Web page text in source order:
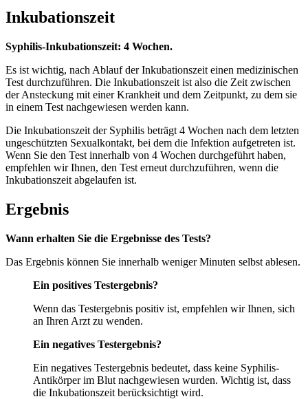
Inkubationszeit
Syphilis-Inkubationszeit: 4 Wochen.
Es ist wichtig, nach Ablauf der Inkubationszeit einen medizinischen
Test durchzuführen. Die Inkubationszeit ist also die Zeit zwischen
der Ansteckung mit einer Krankheit und dem Zeitpunkt, zu dem sie
in einem Test nachgewiesen werden kann.
Die Inkubationszeit der Syphilis beträgt 4 Wochen nach dem letzten
ungeschützten Sexualkontakt, bei dem die Infektion aufgetreten ist.
Wenn Sie den Test innerhalb von 4 Wochen durchgeführt haben,
empfehlen wir Ihnen, den Test erneut durchzuführen, wenn die
Inkubationszeit abgelaufen ist.
Ergebnis
Wann erhalten Sie die Ergebnisse des Tests?
Das Ergebnis können Sie innerhalb weniger Minuten selbst ablesen.
Ein positives Testergebnis?
Wenn das Testergebnis positiv ist, empfehlen wir Ihnen, sich
an Ihren Arzt zu wenden.
Ein negatives Testergebnis?
Ein negatives Testergebnis bedeutet, dass keine Syphilis-
Antikörper im Blut nachgewiesen wurden. Wichtig ist, dass
die Inkubationszeit berücksichtigt wird.